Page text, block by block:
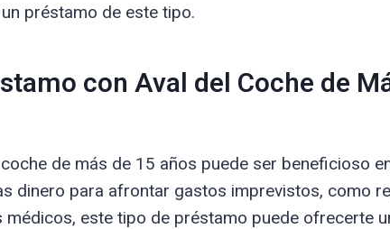
préstamo de este tipo.
con Aval del Coche de
de más de 15 años puede ser beneficioso
dinero para afrontar gastos imprevistos, como
este tipo de préstamo puede ofrecerte